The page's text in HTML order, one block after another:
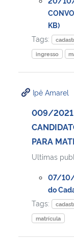
KB)
Tags:
ingresso
Ipê Amarel
009/2021
PARA
Ultimas
07/10/
do
Tags:
matrícula